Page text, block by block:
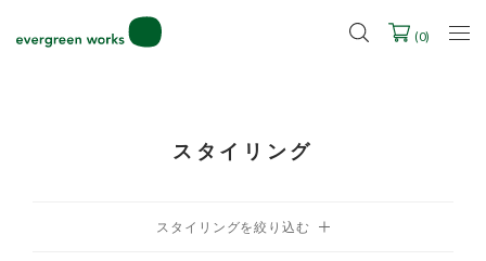
2027年ご入学用ランドセル受注会スケジュール
(0)
スタイリング